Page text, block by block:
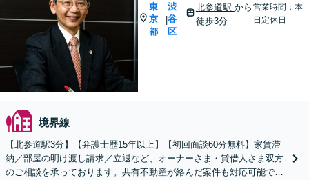
東
京
都
|
渋
谷
区
北参道駅 から
徒歩3分
営業時間：本
日定休日
境界線
【北参道駅3分】【弁護士歴15年以上】【初回面談60分無料】家賃滞
納／部屋の明け渡し請求／立退など、オーナーさま・貸借人さま双方
のご相談を承っております。共有不動産が絡んだ案件も対応可能です